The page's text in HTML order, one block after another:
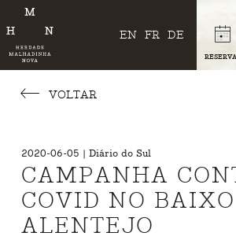
EN FR DE
VOLTAR
2020-06-05 | Diário do Sul
CAMPANHA
COVID NO BAIXO
ALENTEJO